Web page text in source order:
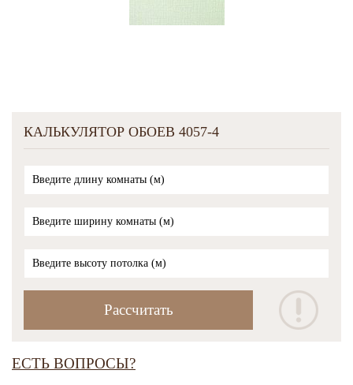
КАЛЬКУЛЯТОР ОБОЕВ 4057-4
ЕСТЬ ВОПРОСЫ?